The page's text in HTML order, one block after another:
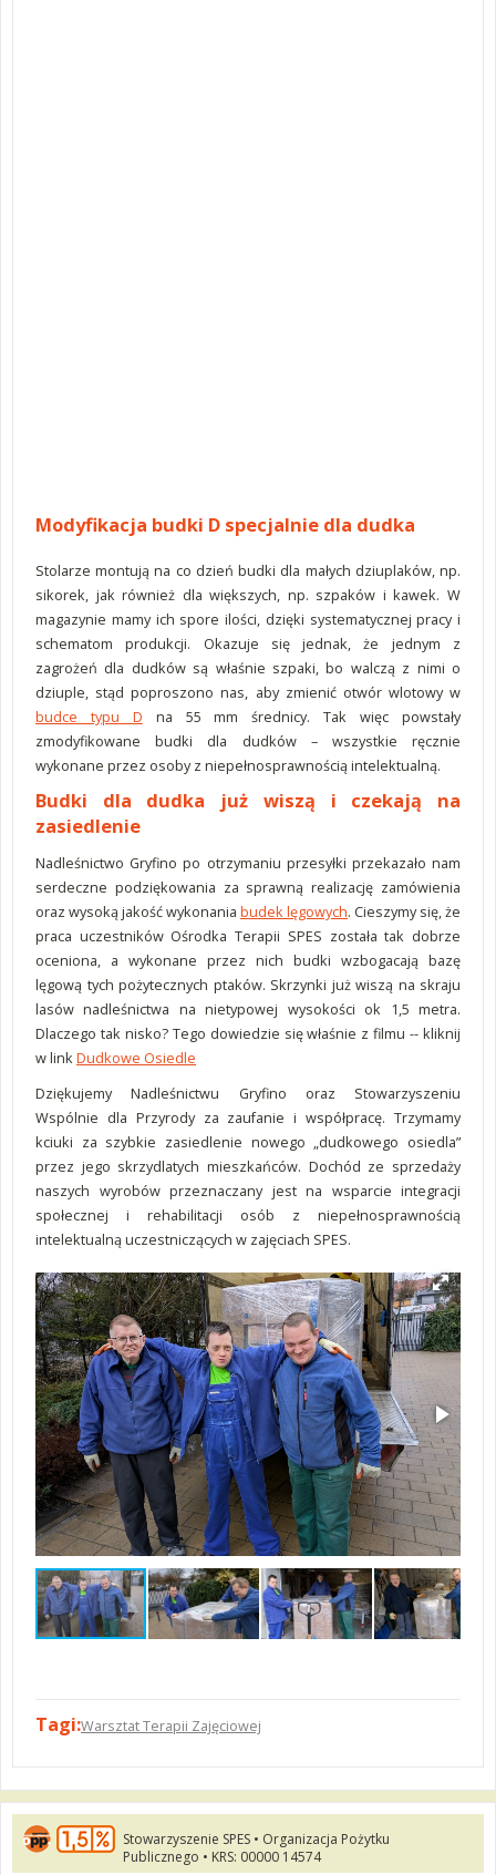
Modyfikacja budki D specjalnie dla dudka
Stolarze montują na co dzień budki dla małych dziuplaków, np.
sikorek, jak również dla większych, np. szpaków i kawek. W
magazynie mamy ich spore ilości, dzięki systematycznej pracy i
schematom produkcji. Okazuje się jednak, że jednym z
zagrożeń dla dudków są właśnie szpaki, bo walczą z nimi o
dziuple, stąd poproszono nas, aby zmienić otwór wlotowy w
budce typu D na 55 mm średnicy. Tak więc powstały
zmodyfikowane budki dla dudków – wszystkie ręcznie
wykonane przez osoby z niepełnosprawnością intelektualną.
Budki dla dudka już wiszą i czekają na
zasiedlenie
Nadleśnictwo Gryfino po otrzymaniu przesyłki przekazało nam
serdeczne podziękowania za sprawną realizację zamówienia
oraz wysoką jakość wykonania budek lęgowych. Cieszymy się, że
praca uczestników Ośrodka Terapii SPES została tak dobrze
oceniona, a wykonane przez nich budki wzbogacają bazę
lęgową tych pożytecznych ptaków. Skrzynki już wiszą na skraju
lasów nadleśnictwa na nietypowej wysokości ok 1,5 metra.
Dlaczego tak nisko? Tego dowiedzie się właśnie z filmu -- kliknij
w link Dudkowe Osiedle
Dziękujemy Nadleśnictwu Gryfino oraz Stowarzyszeniu
Wspólnie dla Przyrody za zaufanie i współpracę. Trzymamy
kciuki za szybkie zasiedlenie nowego „dudkowego osiedla”
przez jego skrzydlatych mieszkańców. Dochód ze sprzedaży
naszych wyrobów przeznaczany jest na wsparcie integracji
społecznej i rehabilitacji osób z niepełnosprawnością
intelektualną uczestniczących w zajęciach SPES.
Tagi:Warsztat Terapii Zajęciowej
Stowarzyszenie SPES • Organizacja Pożytku
Publicznego • KRS: 00000 14574